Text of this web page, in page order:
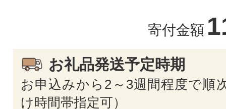
寄付金額
お礼品発送予定時期
お申込みから2～3週間程度で順
け時間帯指定可）